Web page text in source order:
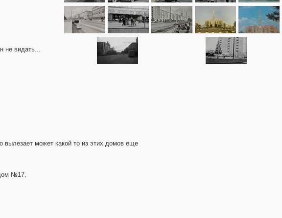
не видать...
вылезает может какой то из этих домов еще
№17.